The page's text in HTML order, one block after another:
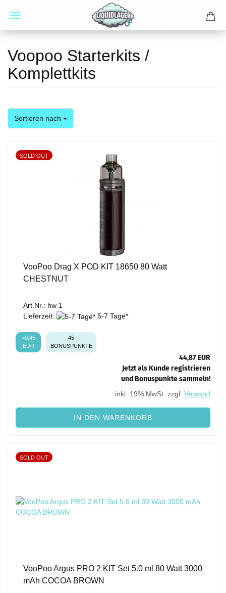
Voopoo Starterkits /
Komplettkits
Sortieren nach
Sortieren nach
SOLD OUT
VooPoo Drag X POD KIT 18650 80 Watt
CHESTNUT
Art.Nr.: hw 1
Lieferzeit:
5-7 Tage*
45
BONUSPUNKTE
≈0,45
EUR
44,87 EUR
Jetzt als Kunde registrieren
und Bonuspunkte sammeln!
inkl. 19% MwSt. zzgl. Versand
IN DEN WARENKORB
SOLD OUT
VooPoo Argus PRO 2 KIT Set 5.0 ml 80 Watt 3000
mAh COCOA BROWN